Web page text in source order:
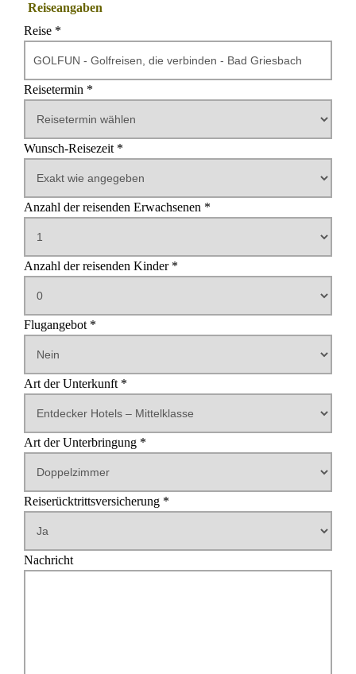
Reiseangaben
Reise *
Reisetermin *
Wunsch-Reisezeit *
Reisedauer in Tagen
Anzahl der reisenden Erwachsenen *
Anzahl der reisenden Kinder *
Alter des ersten Kindes
Alter des zweiten Kindes
Alter des dritten Kindes
Alter des vierten Kindes
Alter des fünften Kindes
Flugangebot *
Abflughafen
Art der Unterkunft *
Art der Unterbringung *
Reiserücktrittsversicherung *
Nachricht